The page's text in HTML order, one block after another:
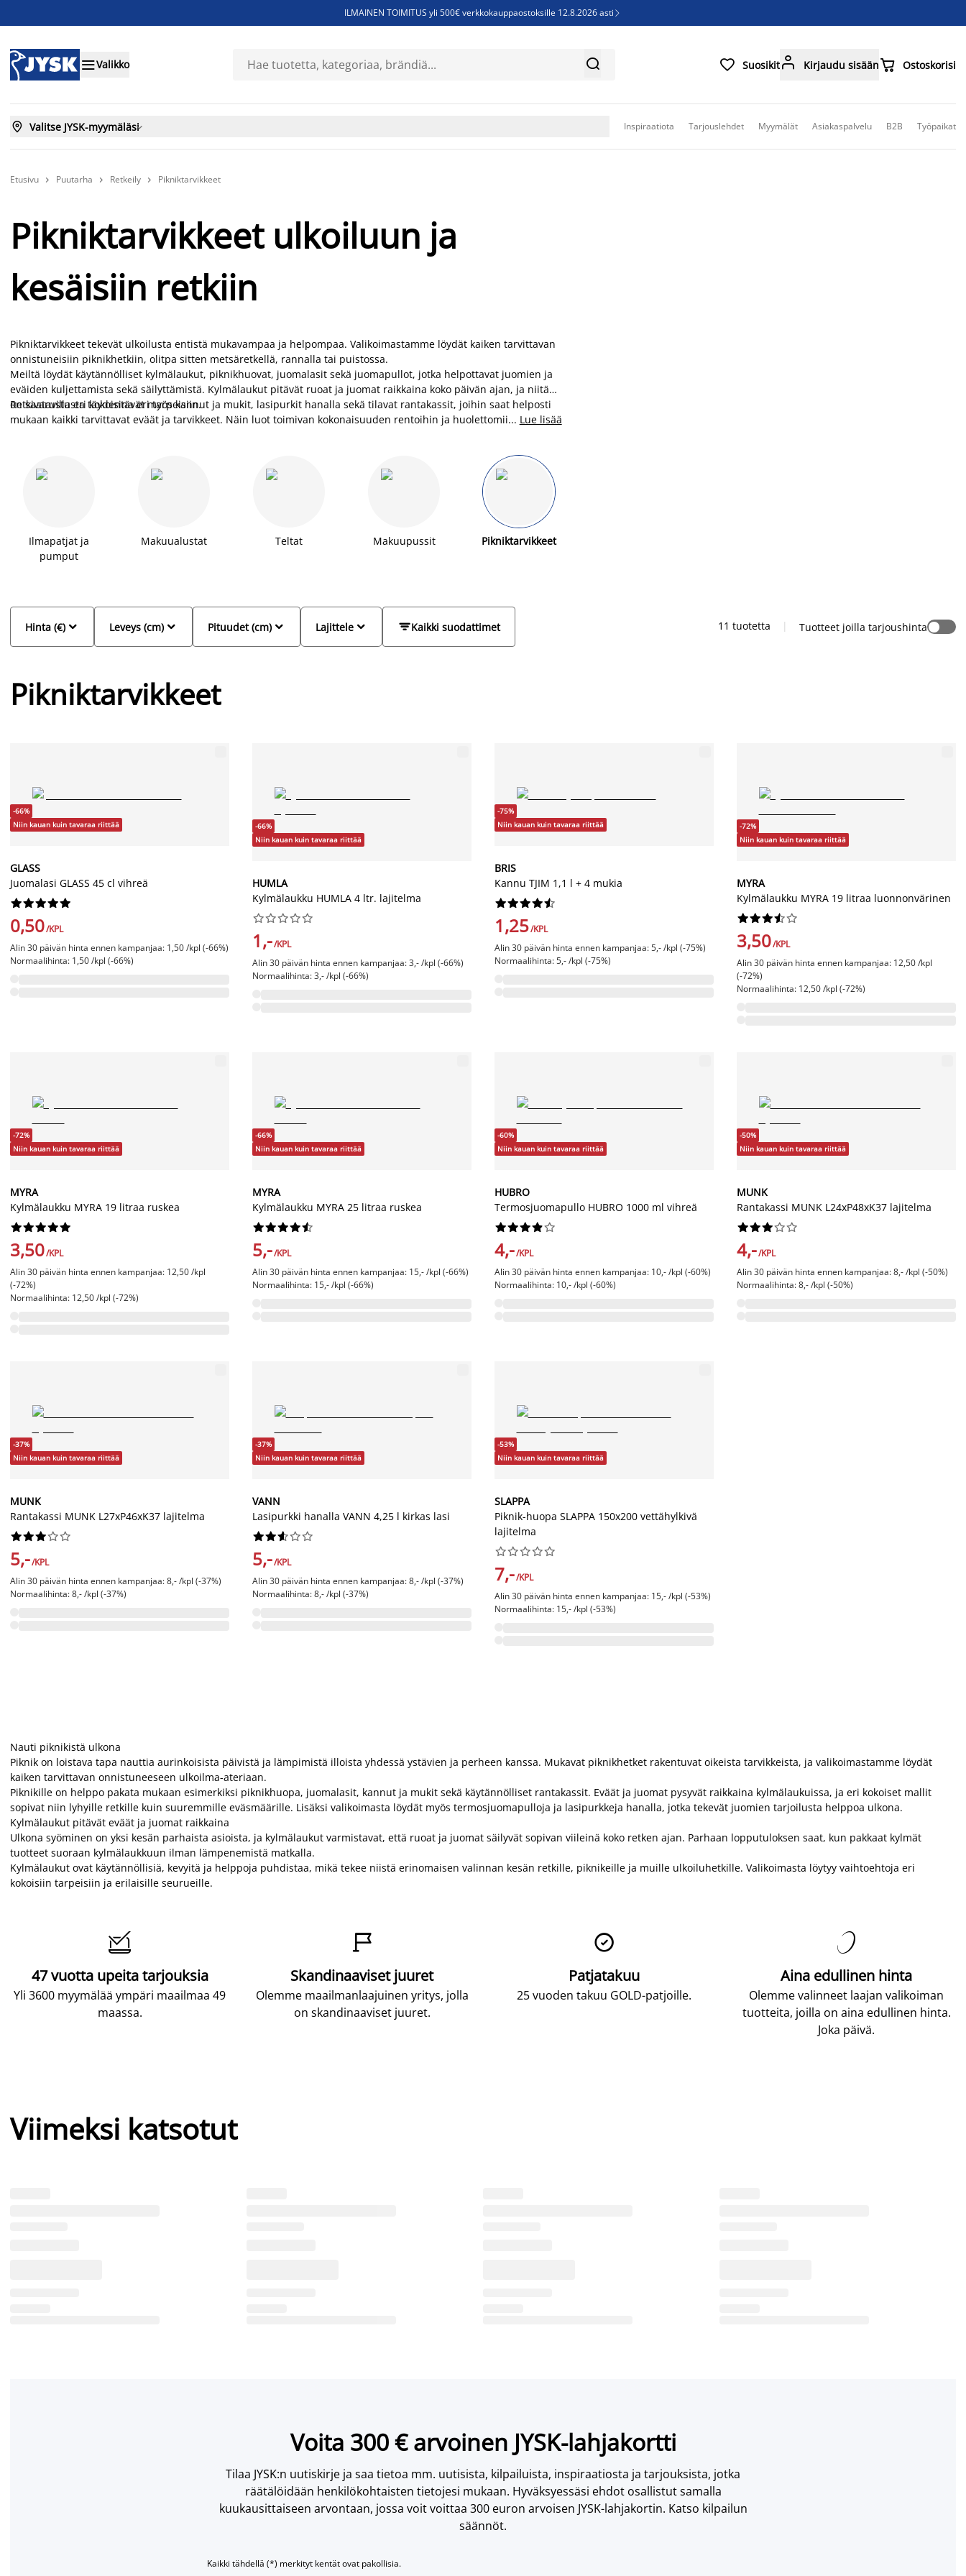
ILMAINEN TOIMITUS yli 500€ verkkokauppaostoksille 12.8.2026 asti 
Sijauspatjoja - Säästä jopa 60%
Valikko   Suosikit Kirjaudu sisään Ostoskorisi
 Valitse JYSK-myymäläsi Inspiraatiota Tarjouslehdet Myymälät Asiakaspalvelu B2B Työpaikat
Etusivu  Puutarha  Retkeily  Pikniktarvikkeet
Pikniktarvikkeet ulkoiluun ja
kesäisiin retkiin
Pikniktarvikkeet tekevät ulkoilusta entistä mukavampaa ja helpompaa. Valikoimastamme löydät kaiken tarvittavan
onnistuneisiin piknikhetkiin, olitpa sitten metsäretkellä, rannalla tai puistossa.
Meiltä löydät käytännölliset kylmälaukut, piknikhuovat, juomalasit sekä juomapullot, jotka helpottavat juomien ja
eväiden kuljettamista sekä säilyttämistä. Kylmälaukut pitävät ruoat ja juomat raikkaina koko päivän ajan, ja niitä
on saatavilla eri kokoisina eri tarpeisiin.
Retkivarustusta täydentävät myös kannut ja mukit, lasipurkit hanalla sekä tilavat rantakassit, joihin saat helposti
mukaan kaikki tarvittavat eväät ja tarvikkeet. Näin luot toimivan kokonaisuuden rentoihin ja huolettomiin... Lue lisää
Ilmapatjat ja
pumput
Makuualustat Teltat Makuupussit Pikniktarvikkeet

Hinta (€) 
Leveys (cm) 
Pituudet (cm) Kaikki suodattimet

Lajittele 11 tuotetta | Tuotteet joilla tarjoushinta
Pikniktarvikkeet
-66%
Niin kauan kuin tavaraa riittää
GLASS
Juomalasi GLASS 45 cl vihreä






0,50/KPL
Alin 30 päivän hinta ennen kampanjaa: 1,50 /kpl (-66%)
Normaalihinta: 1,50 /kpl (-66%)
-66%
Niin kauan kuin tavaraa riittää
HUMLA
Kylmälaukku HUMLA 4 ltr. lajitelma






1,-/KPL
Alin 30 päivän hinta ennen kampanjaa: 3,- /kpl (-66%)
Normaalihinta: 3,- /kpl (-66%)
-75%
Niin kauan kuin tavaraa riittää
BRIS
Kannu TJIM 1,1 l + 4 mukia






1,25/KPL
Alin 30 päivän hinta ennen kampanjaa: 5,- /kpl (-75%)
Normaalihinta: 5,- /kpl (-75%)
-72%
Niin kauan kuin tavaraa riittää
MYRA
Kylmälaukku MYRA 19 litraa luonnonvärinen






3,50/KPL
Alin 30 päivän hinta ennen kampanjaa: 12,50 /kpl
(-72%)
Normaalihinta: 12,50 /kpl (-72%)
-72%
Niin kauan kuin tavaraa riittää
MYRA
Kylmälaukku MYRA 19 litraa ruskea






3,50/KPL
Alin 30 päivän hinta ennen kampanjaa: 12,50 /kpl
(-72%)
Normaalihinta: 12,50 /kpl (-72%)
-66%
Niin kauan kuin tavaraa riittää
MYRA
Kylmälaukku MYRA 25 litraa ruskea






5,-/KPL
Alin 30 päivän hinta ennen kampanjaa: 15,- /kpl (-66%)
Normaalihinta: 15,- /kpl (-66%)
-60%
Niin kauan kuin tavaraa riittää
HUBRO
Termosjuomapullo HUBRO 1000 ml vihreä






4,-/KPL
Alin 30 päivän hinta ennen kampanjaa: 10,- /kpl (-60%)
Normaalihinta: 10,- /kpl (-60%)
-50%
Niin kauan kuin tavaraa riittää
MUNK
Rantakassi MUNK L24xP48xK37 lajitelma






4,-/KPL
Alin 30 päivän hinta ennen kampanjaa: 8,- /kpl (-50%)
Normaalihinta: 8,- /kpl (-50%)
-37%
Niin kauan kuin tavaraa riittää
MUNK
Rantakassi MUNK L27xP46xK37 lajitelma






5,-/KPL
Alin 30 päivän hinta ennen kampanjaa: 8,- /kpl (-37%)
Normaalihinta: 8,- /kpl (-37%)
-37%
Niin kauan kuin tavaraa riittää
VANN
Lasipurkki hanalla VANN 4,25 l kirkas lasi






5,-/KPL
Alin 30 päivän hinta ennen kampanjaa: 8,- /kpl (-37%)
Normaalihinta: 8,- /kpl (-37%)
-53%
Niin kauan kuin tavaraa riittää
SLAPPA
Piknik-huopa SLAPPA 150x200 vettähylkivä
lajitelma






7,-/KPL
Alin 30 päivän hinta ennen kampanjaa: 15,- /kpl (-53%)
Normaalihinta: 15,- /kpl (-53%)
Nauti piknikistä ulkona
Piknik on loistava tapa nauttia aurinkoisista päivistä ja lämpimistä illoista yhdessä ystävien ja perheen kanssa. Mukavat piknikhetket rakentuvat oikeista tarvikkeista, ja valikoimastamme löydät
kaiken tarvittavan onnistuneeseen ulkoilma-ateriaan.
Piknikille on helppo pakata mukaan esimerkiksi piknikhuopa, juomalasit, kannut ja mukit sekä käytännölliset rantakassit. Eväät ja juomat pysyvät raikkaina kylmälaukuissa, ja eri kokoiset mallit
sopivat niin lyhyille retkille kuin suuremmille eväsmäärille. Lisäksi valikoimasta löydät myös termosjuomapulloja ja lasipurkkeja hanalla, jotka tekevät juomien tarjoilusta helppoa ulkona.
Kylmälaukut pitävät eväät ja juomat raikkaina
Ulkona syöminen on yksi kesän parhaista asioista, ja kylmälaukut varmistavat, että ruoat ja juomat säilyvät sopivan viileinä koko retken ajan. Parhaan lopputuloksen saat, kun pakkaat kylmät
tuotteet suoraan kylmälaukkuun ilman lämpenemistä matkalla.
Kylmälaukut ovat käytännöllisiä, kevyitä ja helppoja puhdistaa, mikä tekee niistä erinomaisen valinnan kesän retkille, piknikeille ja muille ulkoiluhetkille. Valikoimasta löytyy vaihtoehtoja eri
kokoisiin tarpeisiin ja erilaisille seurueille.

47 vuotta upeita tarjouksia
Yli 3600 myymälää ympäri maailmaa 49
maassa.

Skandinaaviset juuret
Olemme maailmanlaajuinen yritys, jolla
on skandinaaviset juuret.

Patjatakuu
25 vuoden takuu GOLD-patjoille.

Aina edullinen hinta
Olemme valinneet laajan valikoiman
tuotteita, joilla on aina edullinen hinta.
Joka päivä.
Viimeksi katsotut
Voita 300 € arvoinen JYSK-lahjakortti
Tilaa JYSK:n uutiskirje ja saa tietoa mm. uutisista, kilpailuista, inspiraatiosta ja tarjouksista, jotka
räätälöidään henkilökohtaisten tietojesi mukaan. Hyväksyessäsi ehdot osallistut samalla
kuukausittaiseen arvontaan, jossa voit voittaa 300 euron arvoisen JYSK-lahjakortin. Katso kilpailun
säännöt.
Kaikki tähdellä (*) merkityt kentät ovat pakollisia.